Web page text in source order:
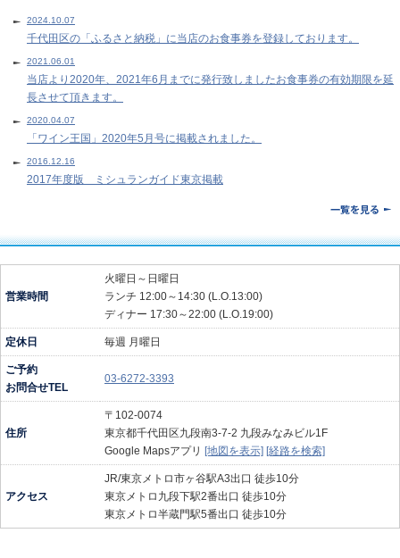
2024.10.07
千代田区の「ふるさと納税」に当店のお食事券を登録しております。
2021.06.01
当店より2020年、2021年6月までに発行致しましたお食事券の有効期限を延
長させて頂きます。
2020.04.07
「ワイン王国」2020年5月号に掲載されました。
2016.12.16
2017年度版 ミシュランガイド東京掲載
営業時間
火曜日～日曜日
ランチ 12:00～14:30 (L.O.13:00)
ディナー 17:30～22:00 (L.O.19:00)
定休日 毎週 月曜日
ご予約
お問合せTEL
03-6272-3393
住所
〒102-0074
東京都千代田区九段南3-7-2 九段みなみビル1F
Google Mapsアプリ [地図を表示] [経路を検索]
アクセス
JR/東京メトロ市ヶ谷駅A3出口 徒歩10分
東京メトロ九段下駅2番出口 徒歩10分
東京メトロ半蔵門駅5番出口 徒歩10分